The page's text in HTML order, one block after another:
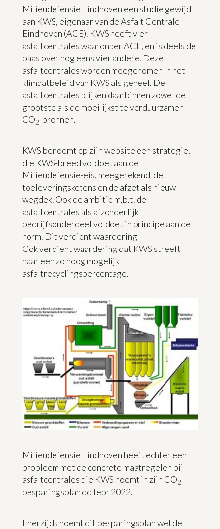
Milieudefensie Eindhoven een studie gewijd
aan KWS, eigenaar van de Asfalt Centrale
Eindhoven (ACE). KWS heeft vier
asfaltcentrales waaronder ACE, en is deels de
baas over nog eens vier andere. Deze
asfaltcentrales worden meegenomen in het
klimaatbeleid van KWS als geheel. De
asfaltcentrales blijken daarbinnen zowel de
grootste als de moeilijkst te verduurzamen
CO2-bronnen.
KWS benoemt op zijn website een strategie,
die KWS-breed voldoet aan de
Milieudefensie-eis, meegerekend de
toeleveringsketens en de afzet als nieuw
wegdek. Ook de ambitie m.b.t. de
asfaltcentrales als afzonderlijk
bedrijfsonderdeel voldoet in principe aan de
norm. Dit verdient waardering.
Ook verdient waardering dat KWS streeft
naar een zo hoog mogelijk
asfaltrecyclingspercentage.
Milieudefensie Eindhoven heeft echter een
probleem met de concrete maatregelen bij
asfaltcentrales die KWS noemt in zijn CO2-
besparingsplan dd febr 2022.
Enerzijds noemt dit besparingsplan wel de